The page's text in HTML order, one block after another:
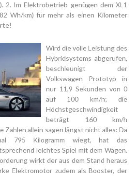
2. Im Elektrobetrieb genügen dem XL1
Wh/km) für mehr als einen Kilometer
Wird die volle Leistung des
Hybridsystems abgerufen,
beschleunigt der
Volkswagen Prototyp in
nur 11,9 Sekunden von 0
auf 100 km/h; die
Höchstgeschwindigkeit
beträgt 160 km/h
Zahlen allein sagen längst nicht alles: Da
795 Kilogramm wiegt, hat das
leichtes Spiel mit dem Wagen.
wirkt der aus dem Stand heraus
Elektromotor zudem als Booster, der